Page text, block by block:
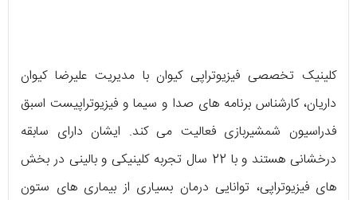
کلینیک تخصصی فیزیوتراپی کیوان با مدیریت علیرضا کیوان
داریان، کارشناس برنامه ‌های صدا و سیما و فیزیوتراپیست اسبق
فدراسیون شمشیربازی فعالیت می ‌کند. ایشان دارای سابقه
درخشانی هستند و با 22 سال تجربه کلینیکی و بالینی در بخش
‌های فیزیوتراپی، توانایی درمان بسیاری از بیماری‌ ‌های ستون